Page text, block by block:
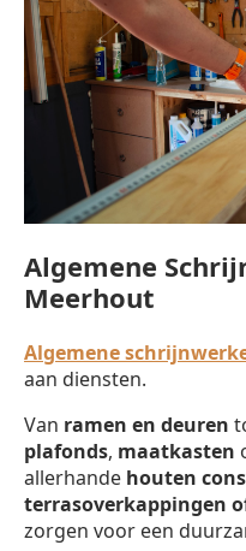
Algemene
Meerhout
Algemene
aan diensten.
Van ramen en deuren
plafonds, maatkasten
allerhande houten
terrasoverkappingen
zorgen voor een